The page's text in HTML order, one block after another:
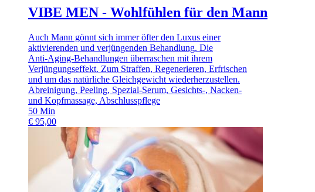
VIBE MEN - Wohlfühlen für den Mann
Auch Mann gönnt sich immer öfter den Luxus einer
aktivierenden und verjüngenden Behandlung. Die
Anti-Aging-Behandlungen überraschen mit ihrem
Verjüngungseffekt. Zum Straffen, Regenerieren, Erfrischen
und um das natürliche Gleichgewicht wiederherzustellen.
Abreinigung, Peeling, Spezial-Serum, Gesichts-, Nacken-
und Kopfmassage, Abschlusspflege
50 Min
€ 95,00